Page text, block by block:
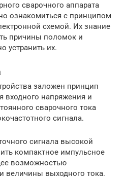
сварочного аппарата
ознакомиться с принципом
схемой. Их знание
причины поломок и
устранить их.
заложен принцип
входного напряжения и
сварочного тока
сигнала.
сигнала высокой
компактное импульсное
возможностью
величины выходного тока.